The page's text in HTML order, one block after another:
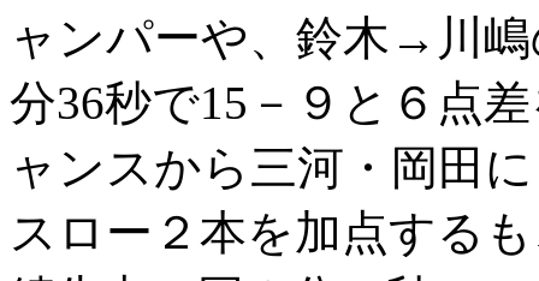
ャンパーや、鈴木→川
分36秒で15－９と６点
ャンスから三河・岡田
スロー２本を加点する